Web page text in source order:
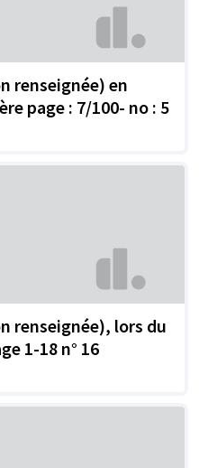
renseignée) en
page : 7/100- no : 5
renseignée), lors du
1-18 n° 16